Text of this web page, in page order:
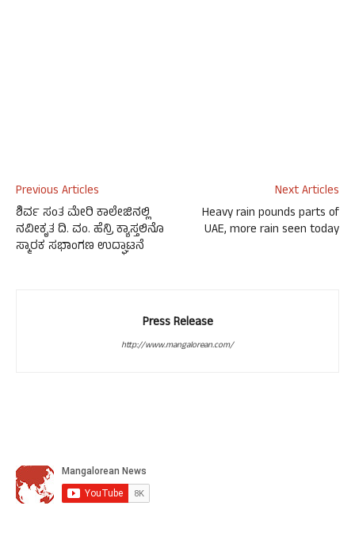
Previous Articles
ಶಿರ್ವ ಸಂತ ಮೇರಿ ಕಾಲೇಜಿನಲ್ಲಿ
ನವೀಕೃತ ದಿ. ವಂ. ಹೆನ್ರಿ ಕ್ಯಾಸ್ತಲಿನೊ
ಸ್ಮಾರಕ ಸಭಾಂಗಣ ಉದ್ಘಾಟನೆ
Next Articles
Heavy rain pounds parts of
UAE, more rain seen today
Press Release
http://www.mangalorean.com/